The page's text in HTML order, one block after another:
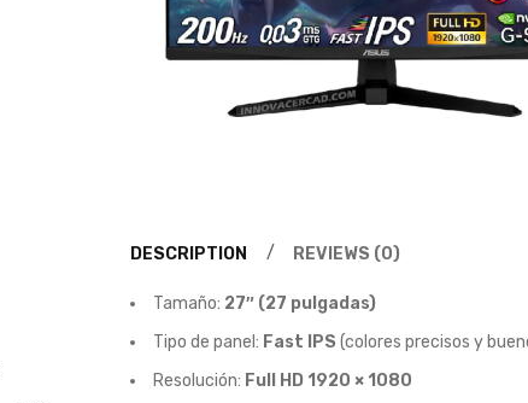
DESCRIPTION REVIEWS (0)
Tamaño: 27″ (27 pulgadas)
Tipo de panel: Fast IPS (colores precisos y
Resolución: Full HD 1920 × 1080